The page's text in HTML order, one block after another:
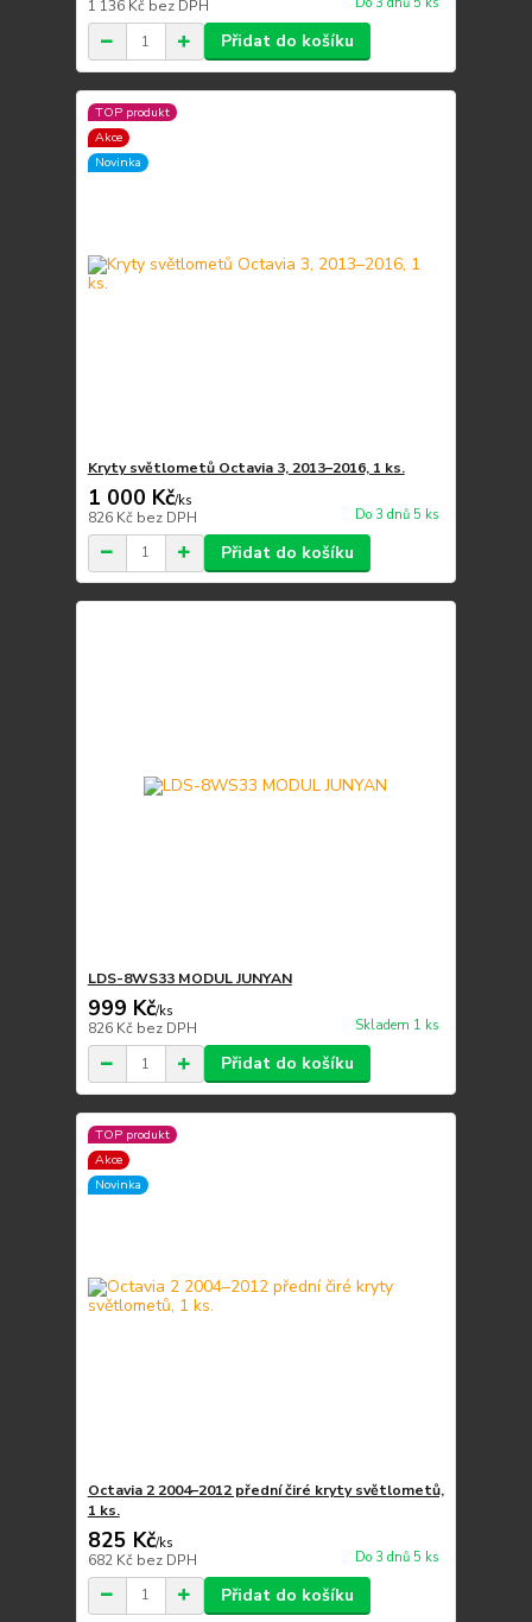
1 136 Kč bez DPH
Přidat do košíku
TOP produkt
Akce
Novinka
Kryty světlometů Octavia 3, 2013–2016, 1 ks.
1 000 Kč/ks
826 Kč bez DPH Do 3 dnů 5 ks
Přidat do košíku
LDS-8WS33 MODUL JUNYAN
999 Kč/ks
826 Kč bez DPH Skladem 1 ks
Přidat do košíku
TOP produkt
Akce
Novinka
Octavia 2 2004–2012 přední čiré kryty světlometů,
1 ks.
825 Kč/ks
682 Kč bez DPH Do 3 dnů 5 ks
Přidat do košíku